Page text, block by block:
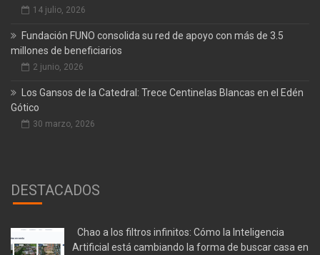
14 julio, 2026
Fundación FUNO consolida su red de apoyo con más de 3.5
millones de beneficiarios
2 junio, 2026
Los Gansos de la Catedral: Trece Centinelas Blancas en el Edén
Gótico
30 marzo, 2026
DESTACADOS
Chao a los filtros infinitos: Cómo la Inteligencia
Artificial está cambiando la forma de buscar casa en